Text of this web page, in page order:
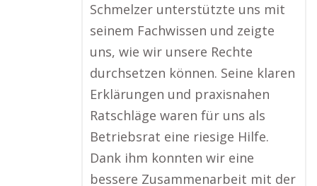
Schmelzer unterstützte uns mit
seinem Fachwissen und zeigte
uns, wie wir unsere Rechte
durchsetzen können. Seine klaren
Erklärungen und praxisnahen
Ratschläge waren für uns als
Betriebsrat eine riesige Hilfe.
Dank ihm konnten wir eine
bessere Zusammenarbeit mit der